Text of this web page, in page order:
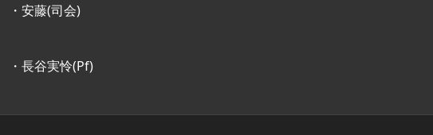
・安藤(司会)
・長谷実怜(Pf)